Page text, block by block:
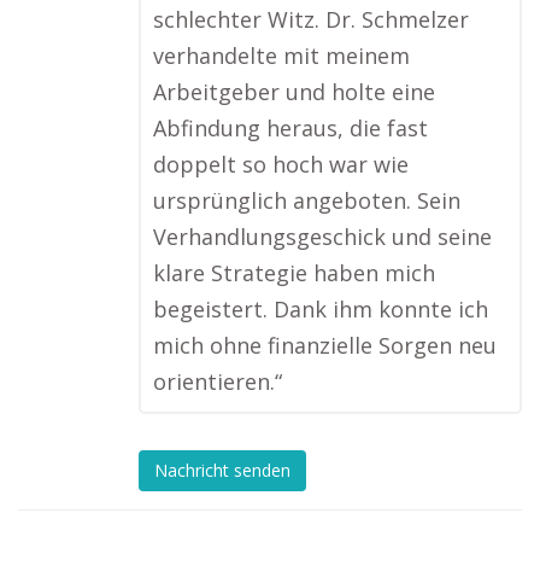
schlechter Witz. Dr. Schmelzer
verhandelte mit meinem
Arbeitgeber und holte eine
Abfindung heraus, die fast
doppelt so hoch war wie
ursprünglich angeboten. Sein
Verhandlungsgeschick und seine
klare Strategie haben mich
begeistert. Dank ihm konnte ich
mich ohne finanzielle Sorgen neu
orientieren.“
Nachricht senden